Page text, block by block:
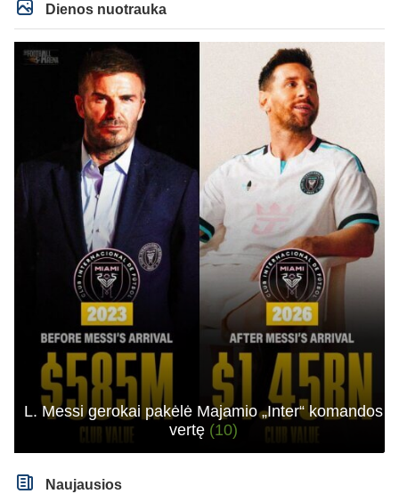
Dienos nuotrauka
L. Messi gerokai pakėlė Majamio „Inter“ komandos
vertę (10)
Naujausios